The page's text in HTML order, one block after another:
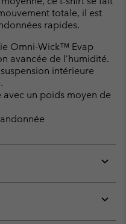
totale, il est
rapides.
Omni-Wick™ Evap
avancée de l’humidité.
intérieure
un poids moyen de
or